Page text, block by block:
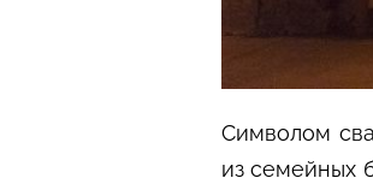
Символом
из семейных